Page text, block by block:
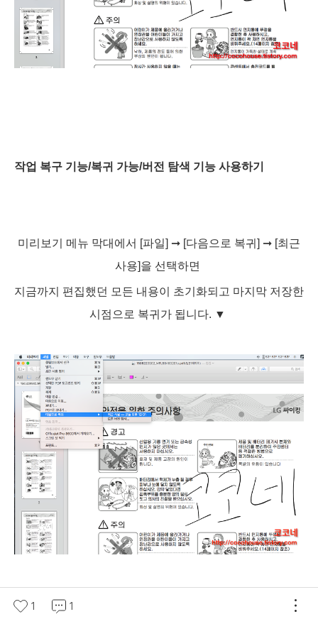
작업 복구 기능/복귀 가능/버전 탐색 기능 사용하기
미리보기 메뉴 막대에서 [파일] ➞ [다음으로 복귀] ➞ [최근
사용]을 선택하면
지금까지 편집했던 모든 내용이 초기화되고 마지막 저장한
시점으로 복귀가 됩니다. ▼
1 1